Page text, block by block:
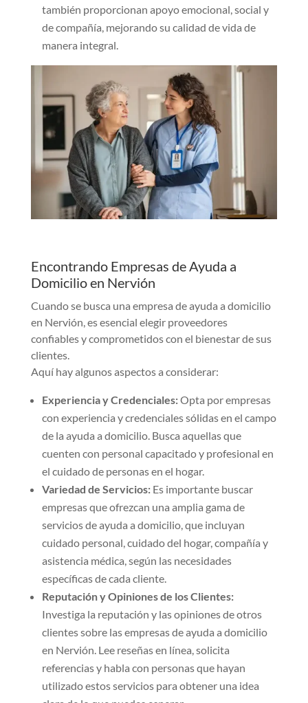
también proporcionan apoyo emocional, social y
de compañía, mejorando su calidad de vida de
manera integral.
Encontrando Empresas de Ayuda a
Domicilio en Nervión
Cuando se busca una empresa de ayuda a domicilio
en Nervión, es esencial elegir proveedores
confiables y comprometidos con el bienestar de sus
clientes.
Aquí hay algunos aspectos a considerar:
Experiencia y Credenciales:Opta por empresas
con experiencia y credenciales sólidas en el campo
de la ayuda a domicilio. Busca aquellas que
cuenten con personal capacitado y profesional en
el cuidado de personas en el hogar.
Variedad de Servicios:Es importante buscar
empresas que ofrezcan una amplia gama de
servicios de ayuda a domicilio, que incluyan
cuidado personal, cuidado del hogar, compañía y
asistencia médica, según las necesidades
específicas de cada cliente.
Reputación y Opiniones de los Clientes:
Investiga la reputación y las opiniones de otros
clientes sobre las empresas de ayuda a domicilio
en Nervión. Lee reseñas en línea, solicita
referencias y habla con personas que hayan
utilizado estos servicios para obtener una idea